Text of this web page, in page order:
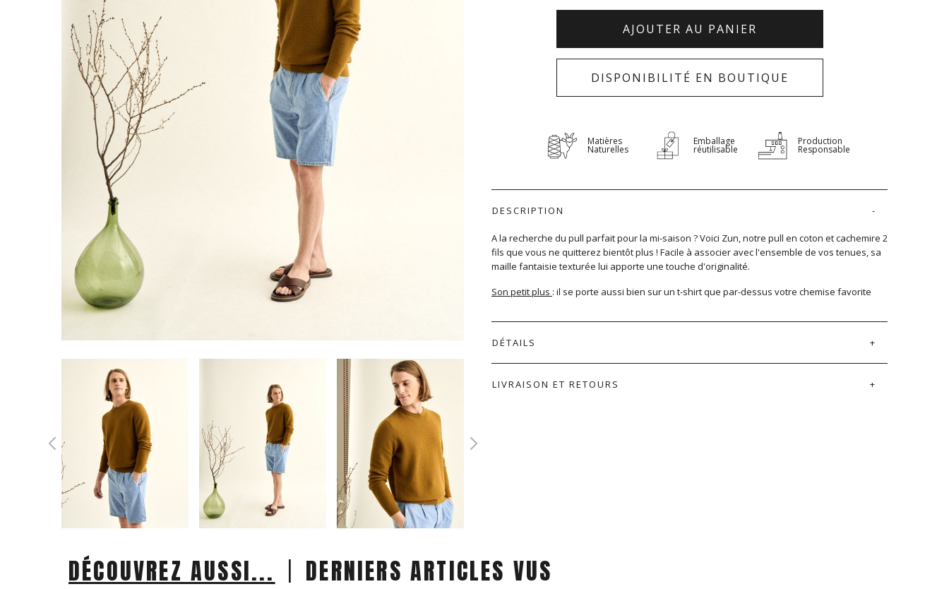
AJOUTER AU PANIER
DISPONIBILITÉ EN BOUTIQUE
Matières
Naturelles
Emballage
réutilisable
Production
Responsable
DESCRIPTION
A la recherche du pull parfait pour la mi-saison ? Voici Zun, notre pull en coton et cachemire 2
fils que vous ne quitterez bientôt plus ! Facile à associer avec l'ensemble de vos tenues, sa
maille fantaisie texturée lui apporte une touche d'originalité.
Son petit plus : il se porte aussi bien sur un t-shirt que par-dessus votre chemise favorite
DÉTAILS
LIVRAISON ET RETOURS
DÉCOUVREZ AUSSI... | DERNIERS ARTICLES VUS